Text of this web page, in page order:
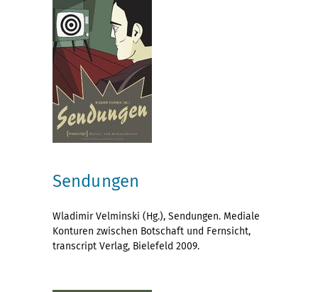
Sendungen
Wladimir Velminski (Hg.), Sendungen. Mediale
Konturen zwischen Botschaft und Fernsicht,
transcript Verlag, Bielefeld 2009.